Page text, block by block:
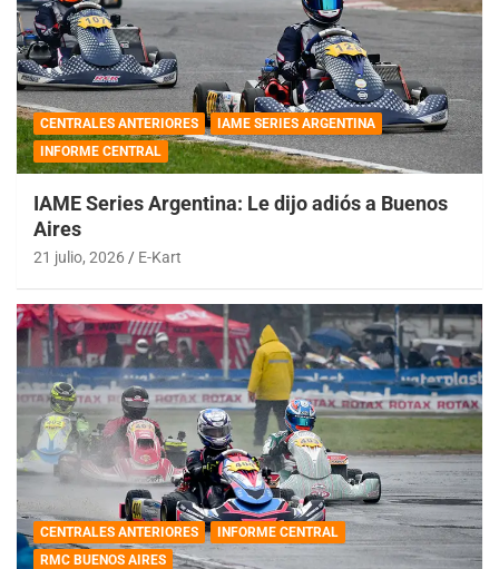
CENTRALES ANTERIORES
IAME SERIES ARGENTINA
INFORME CENTRAL
IAME Series Argentina: Le dijo adiós a Buenos
Aires
21 julio, 2026 E-Kart
CENTRALES ANTERIORES
INFORME CENTRAL
RMC BUENOS AIRES